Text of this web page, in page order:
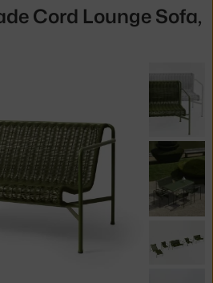
Cord Lounge Sofa,